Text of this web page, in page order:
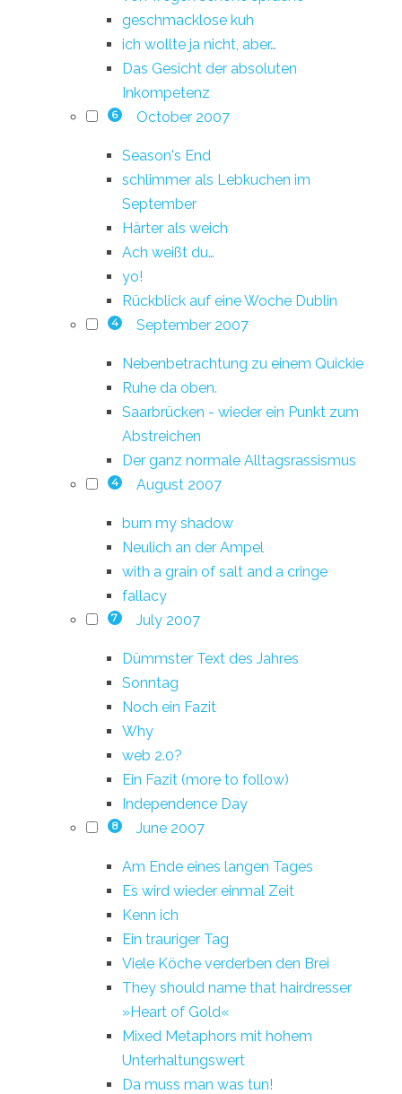
geschmacklose kuh
ich wollte ja nicht, aber…
Das Gesicht der absoluten
Inkompetenz
6 October 2007
Season's End
schlimmer als Lebkuchen im
September
Härter als weich
Ach weißt du…
yo!
Rückblick auf eine Woche Dublin
4 September 2007
Nebenbetrachtung zu einem Quickie
Ruhe da oben.
Saarbrücken - wieder ein Punkt zum
Abstreichen
Der ganz normale Alltagsrassismus
4 August 2007
burn my shadow
Neulich an der Ampel
with a grain of salt and a cringe
fallacy
7 July 2007
Dümmster Text des Jahres
Sonntag
Noch ein Fazit
Why
web 2.0?
Ein Fazit (more to follow)
Independence Day
8 June 2007
Am Ende eines langen Tages
Es wird wieder einmal Zeit
Kenn ich
Ein trauriger Tag
Viele Köche verderben den Brei
They should name that hairdresser
»Heart of Gold«
Mixed Metaphors mit hohem
Unterhaltungswert
Da muss man was tun!